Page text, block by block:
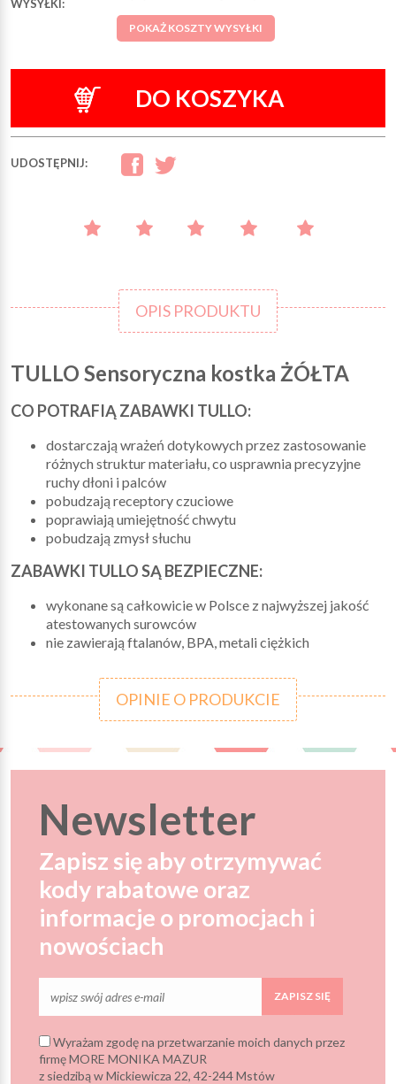
WYSYŁKI:
POKAŻ KOSZTY WYSYŁKI
DO KOSZYKA
UDOSTĘPNIJ:
OPIS PRODUKTU
TULLO Sensoryczna kostka ŻÓŁTA
CO POTRAFIĄ ZABAWKI TULLO:
dostarczają wrażeń dotykowych przez zastosowanie
różnych struktur materiału, co usprawnia precyzyjne
ruchy dłoni i palców
pobudzają receptory czuciowe
poprawiają umiejętność chwytu
pobudzają zmysł słuchu
ZABAWKI TULLO SĄ BEZPIECZNE:
wykonane są całkowicie w Polsce z najwyższej jakość
atestowanych surowców
nie zawierają ftalanów, BPA, metali ciężkich
OPINIE O PRODUKCIE
Newsletter
Zapisz się aby otrzymywać
kody rabatowe oraz
informacje o promocjach i
nowościach
ZAPISZ SIĘ
Wyrażam zgodę na przetwarzanie moich danych przez
firmę MORE MONIKA MAZUR
z siedzibą w Mickiewicza 22, 42-244 Mstów